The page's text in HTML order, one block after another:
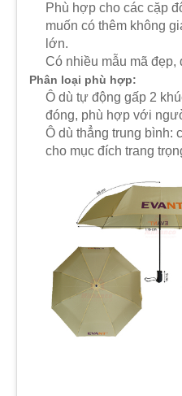
Phù hợp cho các cặp
muốn có thêm không
lớn.
Có nhiều mẫu mã đẹp,
Phân loại phù hợp:
Ô dù tự động gấp 2
đóng, phù hợp với
Ô dù thẳng trung bình:
cho mục đích trang